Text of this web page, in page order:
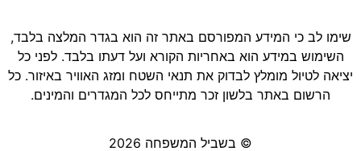
שימו לב כי המידע המפורסם באתר זה הוא בגדר המלצה בלבד,
השימוש במידע הוא באחריות הקורא ועל דעתו בלבד. לפני כל
יציאה לטיול מומלץ לבדוק את תנאי השטח ומזג האוויר באיזור. כל
הרשום באתר בלשון זכר מתייחס לכל המגדרים והמינים.
© בשביל המשפחה 2026